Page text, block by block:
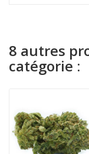
8 autres
catégorie :